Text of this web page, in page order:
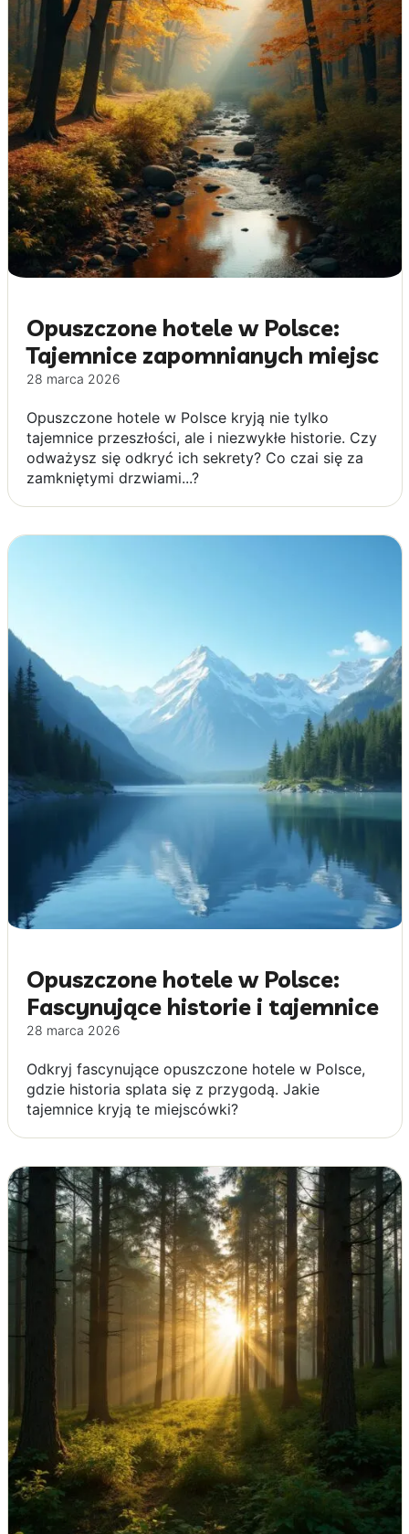
Opuszczone hotele w Polsce:
Tajemnice zapomnianych miejsc
28 marca 2026
Opuszczone hotele w Polsce kryją nie tylko
tajemnice przeszłości, ale i niezwykłe historie. Czy
odważysz się odkryć ich sekrety? Co czai się za
zamkniętymi drzwiami...?
Opuszczone hotele w Polsce:
Fascynujące historie i tajemnice
28 marca 2026
Odkryj fascynujące opuszczone hotele w Polsce,
gdzie historia splata się z przygodą. Jakie
tajemnice kryją te miejscówki?